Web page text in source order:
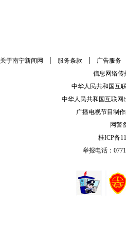
关于南宁新闻网 | 服务条款 | 广告服务
信息网络传
中华人民共和国互
中华人民共和国互联网
广播电视节目制
网警
桂ICP备
举报电话：